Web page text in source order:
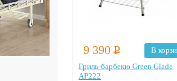
9 390 Р
В
Гриль-барбекю Green Glade
AP222